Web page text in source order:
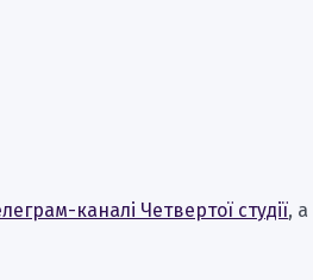
каналі Четвертої студії,